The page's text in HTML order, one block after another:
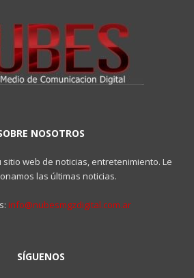
NOSOTROS
web de noticias, entretenimiento. Le
las últimas noticias.
info@nubesmgzdigital.com.ar
SÍGUENOS